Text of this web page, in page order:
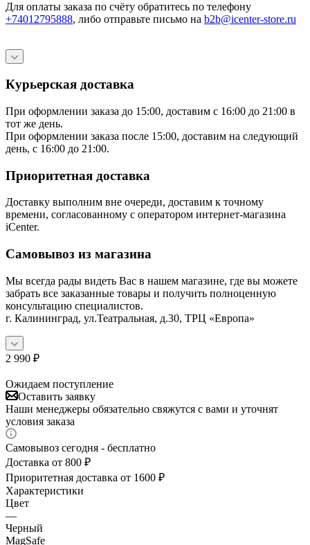
Для оплаты заказа по счёту обратитесь по телефону
+74012795888, либо отправьте письмо на b2b@icenter-store.ru
Курьерская доставка
При оформлении заказа до 15:00, доставим с 16:00 до 21:00 в
тот же день.
При оформлении заказа после 15:00, доставим на следующий
день, с 16:00 до 21:00.
Приоритетная доставка
Доставку выполним вне очереди, доставим к точному
времени, согласованному с оператором интернет-магазина
iCenter.
Самовывоз из магазина
Мы всегда рады видеть Вас в нашем магазине, где вы можете
забрать все заказанные товары и получить полноценную
консультацию специалистов.
г. Калининград, ул.Театральная, д.30, ТРЦ «Европа»
2 990 ₽
Ожидаем поступление
Оставить заявку
Наши менеджеры обязательно свяжутся с вами и уточнят
условия заказа
Самовывоз сегодня - бесплатно
Доставка от 800 ₽
Приоритетная доставка от 1600 ₽
Характеристики
Цвет
—
Черный
MagSafe